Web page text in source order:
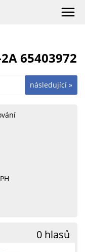
65403972
následující »
0 hlasů